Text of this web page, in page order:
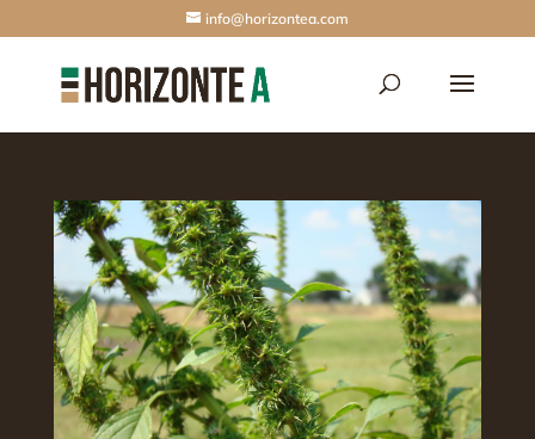
info@horizontea.com